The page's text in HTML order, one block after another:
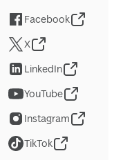
Facebook
X
LinkedIn
YouTube
Instagram
TikTok